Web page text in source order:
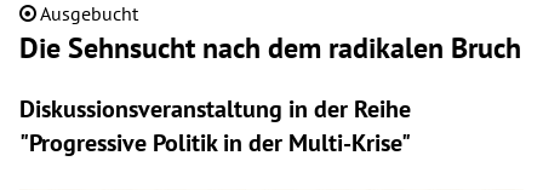
Veranstaltungen
ISM
Mitglied werden
Ausgebucht
Die Sehnsucht nach dem radikalen Bruch
Diskussionsveranstaltung in der Reihe
"Progressive Politik in der Multi-Krise"